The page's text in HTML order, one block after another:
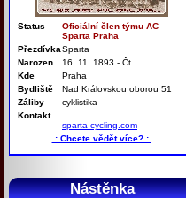
Status
Oficiální člen týmu AC
Sparta Praha
PřezdívkaSparta
Narozen
16. 11. 1893 - Čt
Kde
Praha
Bydliště
Nad Královskou oborou 51
Záliby
cyklistika
Kontakt
sparta-cycling.com
.: Chcete vědět více? :.
Nástěnka